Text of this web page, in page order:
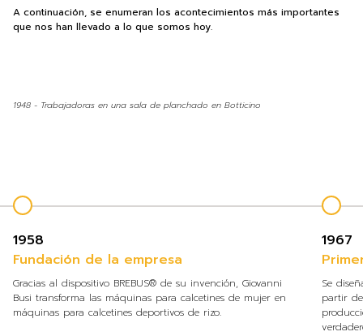
A continuación, se enumeran los acontecimientos más importantes
que nos han llevado a lo que somos hoy.
1948 - Trabajadoras en una sala de planchado en Botticino
1958
Fundación de la empresa
Gracias al dispositivo BREBUS® de su invención, Giovanni
Busi transforma las máquinas para calcetines de mujer en
máquinas para calcetines deportivos de rizo.
1967
Se
partir